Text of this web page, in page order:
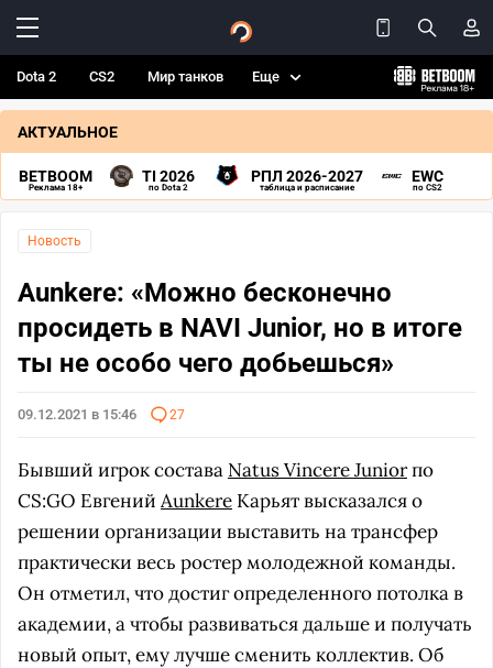
Dota 2 CS2 Мир танков Еще
АКТУАЛЬНОЕ
BETBOOM
Реклама 18+
TI 2026
по Dota 2
РПЛ 2026-2027
таблица и расписание
EWC
по CS2
Новость
Aunkere: «Можно бесконечно
просидеть в NAVI Junior, но в итоге
ты не особо чего добьешься»
09.12.2021 в 15:46 27
Бывший игрок состава Natus Vincere Juniorпо
CS:GO Евгений Aunkere Карьят высказался о
решении организации выставить на трансфер
практически весь ростер молодежной команды.
Он отметил, что достиг определенного потолка в
академии, а чтобы развиваться дальше и получать
новый опыт, ему лучше сменить коллектив. Об